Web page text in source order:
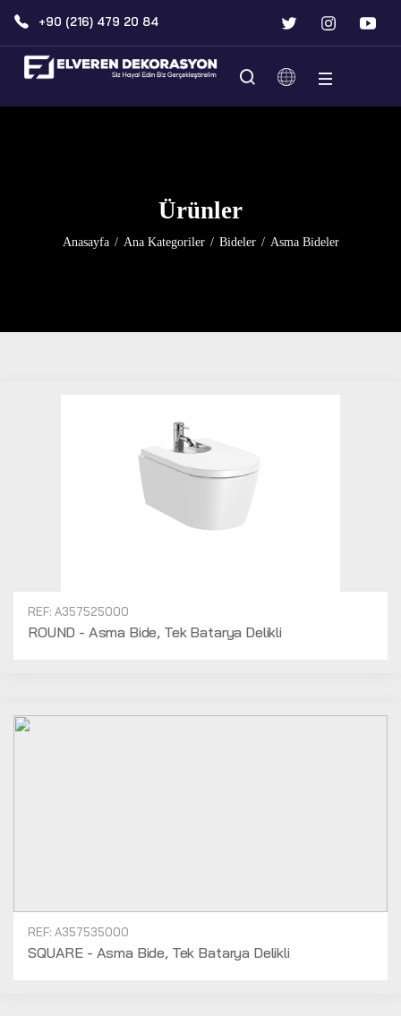
+90 (216) 479 20 84
Ürünler
Anasayfa / Ana Kategoriler / Bideler / Asma Bideler
REF: A357525000
ROUND - Asma Bide, Tek Batarya Delikli
REF: A357535000
SQUARE - Asma Bide, Tek Batarya Delikli